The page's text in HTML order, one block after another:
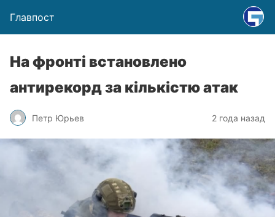
Главпост
На фронті встановлено
антирекорд за кількістю атак
Петр Юрьев 2 года назад